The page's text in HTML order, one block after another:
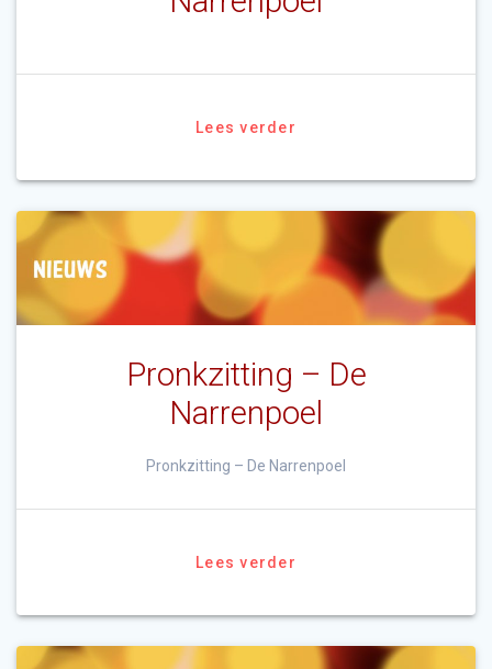
Lees verder
Pronkzitting – De
Narrenpoel
Pronkzitting – De Narrenpoel
Lees verder